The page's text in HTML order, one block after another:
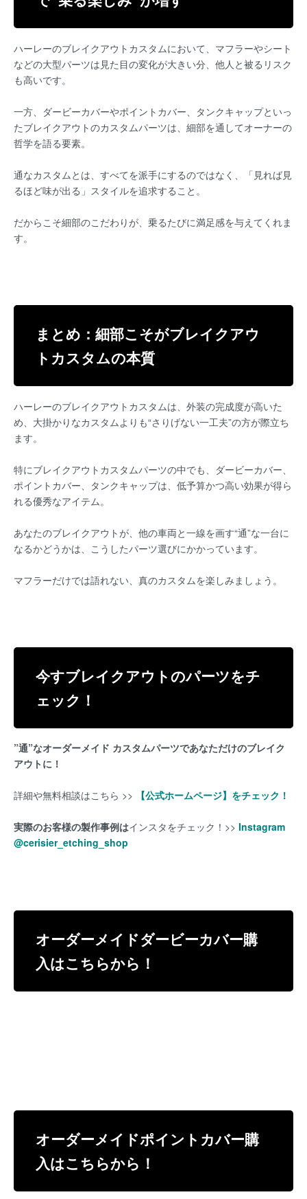
ハーレーのブレイクアウトカスタムにおいて、マフラーやシート
などの大型パーツは見た目の変化が大きい分、他人と被るリスク
も高いです。
一方、ダービーカバーやポイントカバー、タンクキャップといっ
たブレイクアウトのカスタムパーツは、細部を通してオーナーの
哲学を語る要素。
通なカスタムとは、すべてを派手にするのではなく、「見れば見
るほど味が出る」スタイルを追求すること。
だからこそ細部のこだわりが、乗るたびに満足感を与えてくれま
す。
まとめ：細部こそがブレイクアウ
トカスタムの本質
ハーレーのブレイクアウトカスタムは、外装の完成度が高いた
め、大掛かりなカスタムよりも“さりげない一工夫”の方が際立ち
ます。
特にブレイクアウトカスタムパーツの中でも、ダービーカバー、
ポイントカバー、タンクキャップは、低予算かつ高い効果が得ら
れる優秀なアイテム。
あなたのブレイクアウトが、他の車両と一線を画す“通”な一台に
なるかどうかは、こうしたパーツ選びにかかっています。
マフラーだけでは語れない、真のカスタムを楽しみましょう。
今すブレイクアウトのパーツをチ
ェック！
”通”なオーダーメイド カスタムパーツであなただけのブレイク
アウトに！
詳細や無料相談はこちら >> 【公式ホームページ】をチェック！
実際のお客様の製作事例はインスタをチェック！>> Instagram
@cerisier_etching_shop
オーダーメイドダービーカバー購
入はこちらから！
オーダーメイドポイントカバー購
入はこちらから！